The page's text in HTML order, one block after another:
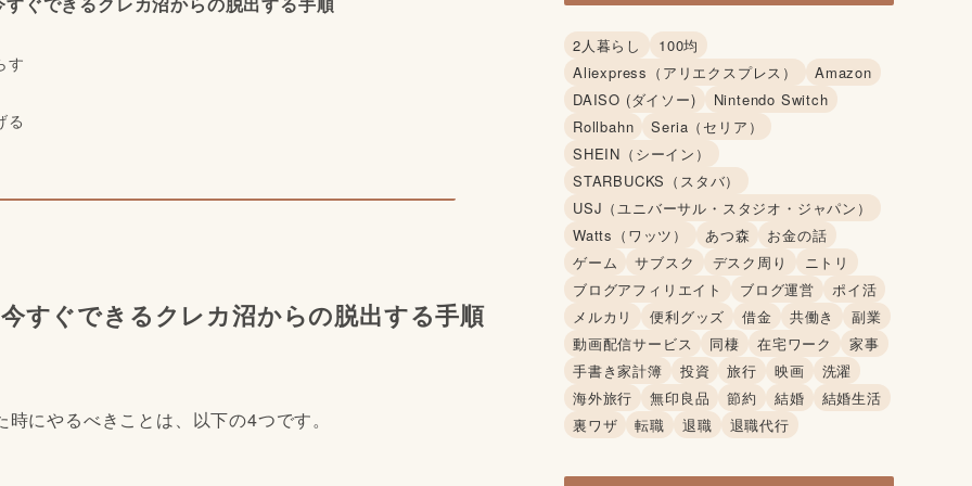
す
る
すぐできるクレカ沼からの脱出する手順
にやるべきことは、以下の4つです。
2人暮らし
100均
Aliexpress（アリエクスプレス）
Amazon
DAISO (ダイソー)
Nintendo Switch
Rollbahn
Seria（セリア）
SHEIN（シーイン）
STARBUCKS（スタバ）
USJ（ユニバーサル・スタジオ・ジャパン）
Watts（ワッツ）
あつ森
お金の話
ゲーム
サブスク デスク周り
ニトリ
ブログアフィリエイト
ブログ運営
ポイ活
メルカリ
便利グッズ 借金 共働き
副業
動画配信サービス
同棲 在宅ワーク
家事
手書き家計簿
投資 旅行 映画
洗濯
海外旅行
無印良品 節約 結婚
結婚生活
裏ワザ
転職 退職 退職代行